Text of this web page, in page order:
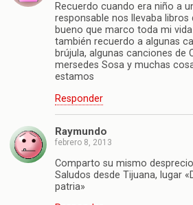
Recuerdo cuando era niño a
responsable nos llevaba
bueno que marco toda mi
también recuerdo a algunas
brújula, algunas canciones de
mersedes Sosa y muchas
estamos
Responder
Raymundo
febrero 8, 2013
Comparto su mismo
Saludos desde Tijuana, lugar
patria»